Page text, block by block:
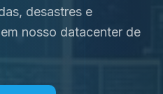
desastres e
nosso datacenter de